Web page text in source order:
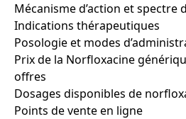
Mécanisme d’action et spectre
Indications thérapeutiques
Posologie et modes
Prix de la Norfloxacine
offres
Dosages disponibles de
Points de vente en ligne